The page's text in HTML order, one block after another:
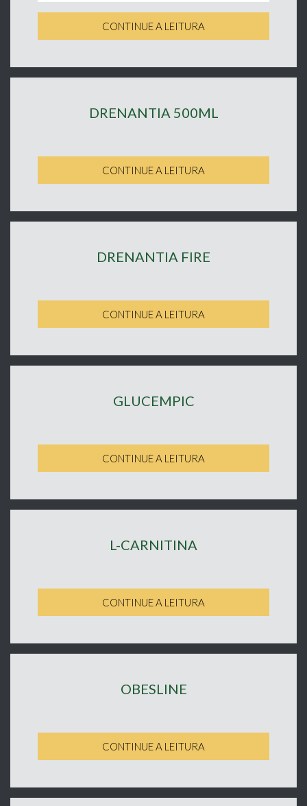
CONTINUE A LEITURA
DRENANTIA 500ML
CONTINUE A LEITURA
DRENANTIA FIRE
CONTINUE A LEITURA
GLUCEMPIC
CONTINUE A LEITURA
L-CARNITINA
CONTINUE A LEITURA
OBESLINE
CONTINUE A LEITURA